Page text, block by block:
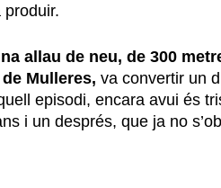
allau de neu, de 300
Mulleres, va convertir un
episodi, encara avui és
i un després, que ja no